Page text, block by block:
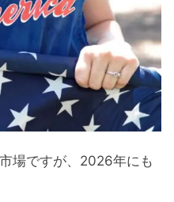
ーETF『TECL』概
ーETF『TECL』過
レクト・セクター指
ーETF『TECL』過
場ですが、2026年にも